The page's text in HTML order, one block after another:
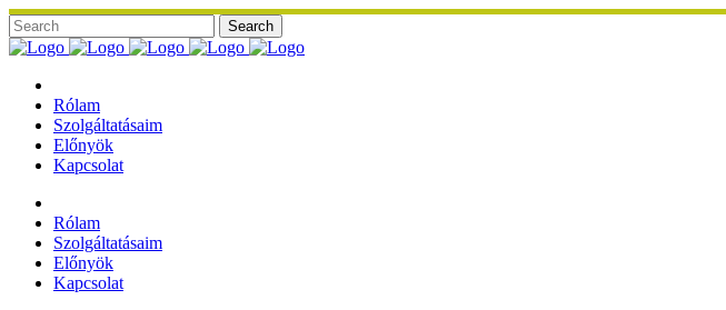
Rólam
Szolgáltatásaim
Előnyök
Kapcsolat
Rólam
Szolgáltatásaim
Előnyök
Kapcsolat